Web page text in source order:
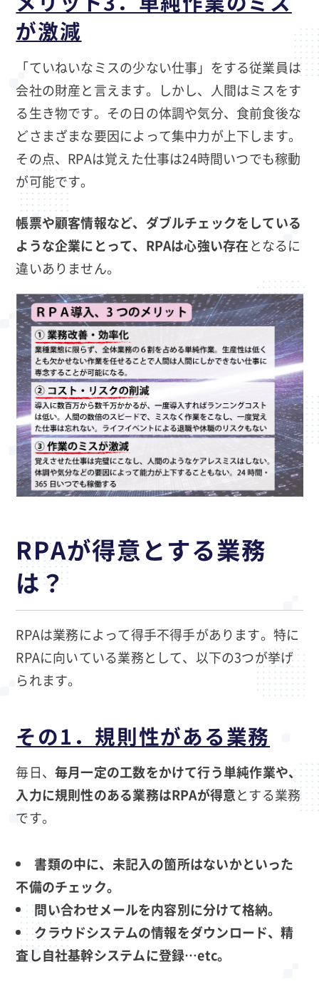
が激減
「ていねいなミスの少ない仕事」をする従業員は
会社の財産と言えます。しかし、人間はミスをす
る生き物です。その日の体調や気分、食前食後な
どさまざまな要因によって集中力が上下します。
その点、RPAは覚えた仕事は24時間いつでも稼動
が可能です。
帳票や顧客情報など、ダブルチェックをしている
ような企業にとって、RPAは心強い存在となるに
違いありません。
RPAが得意とする業務
は？
RPAは業務によって得手不得手があります。特に
RPAに向いている業務として、以下の3つが挙げ
られます。
その1．規則性がある業務
毎日、毎月一定の工数をかけて行う単純作業や、
入力に規則性のある業務はRPAが得意とする業務
です。
書類の中に、未記入の箇所はないかといった
不備のチェック。
問い合わせメールを内容別に分けて格納。
クラウドシステムの情報をダウンロード、精
査し自社基幹システムに登録…etc。